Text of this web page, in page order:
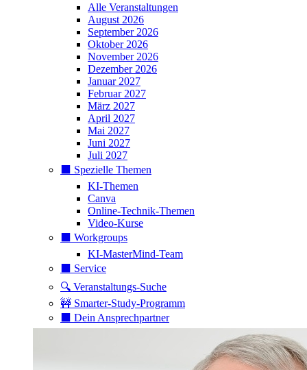
Alle Veranstaltungen
August 2026
September 2026
Oktober 2026
November 2026
Dezember 2026
Januar 2027
Februar 2027
März 2027
April 2027
Mai 2027
Juni 2027
Juli 2027
⬛️ Spezielle Themen
KI-Themen
Canva
Online-Technik-Themen
Video-Kurse
⬛️ Workgroups
KI-MasterMind-Team
⬛️ Service
🔍 Veranstaltungs-Suche
🚧 Smarter-Study-Programm
⬛️ Dein Ansprechpartner